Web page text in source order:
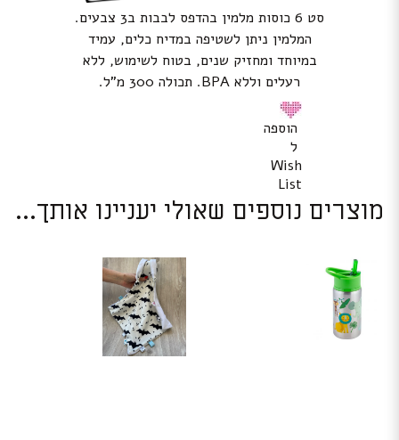
סט 6 כוסות מלמין בהדפס לבבות ב3 צבעים.
המלמין ניתן לשטיפה במדיח כלים, עמיד
במיוחד ומחזיק שנים, בטוח לשימוש, ללא
רעלים וללא BPA. תכולה 300 מ”ל.
הוספה
ל
Wish
List
מוצרים נוספים שאולי יעניינו אותך...